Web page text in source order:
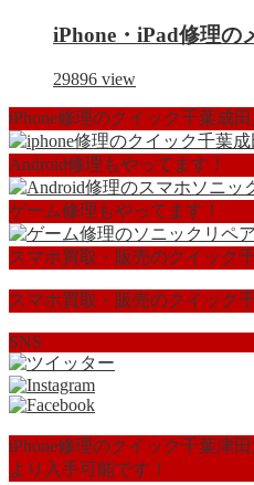
iPhone・iPad修理の
29896 view
iPhone修理のクイック千葉成
Android修理もやってます！
ゲーム修理もやってます！
スマホ買取・販売のクイック
スマホ買取・販売のクイック
SNS
iPhone修理のクイック千葉津
より入手可能です！